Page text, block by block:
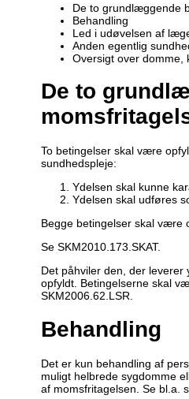
De to grundlæggende
Behandling
Led i udøvelsen af
Anden egentlig
Oversigt over domme,
De to
To betingelser skal være
sundhedspleje:
Ydelsen skal kunne
Ydelsen skal udføres
Begge betingelser skal være
Se SKM2010.173.SKAT.
Det påhviler den, der
opfyldt. Betingelserne skal
SKM2006.62.LSR.
Behandling
Det er kun behandling af
muligt helbrede sygdomme
af momsfritagelsen. Se bl.a.